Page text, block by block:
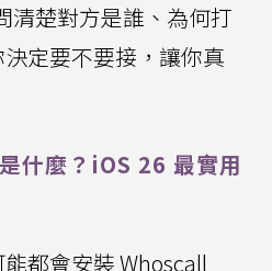
清楚對方是誰、為何打
定要不要接，讓你真
什麼？iOS 26 最實用
都會安裝 Whoscall